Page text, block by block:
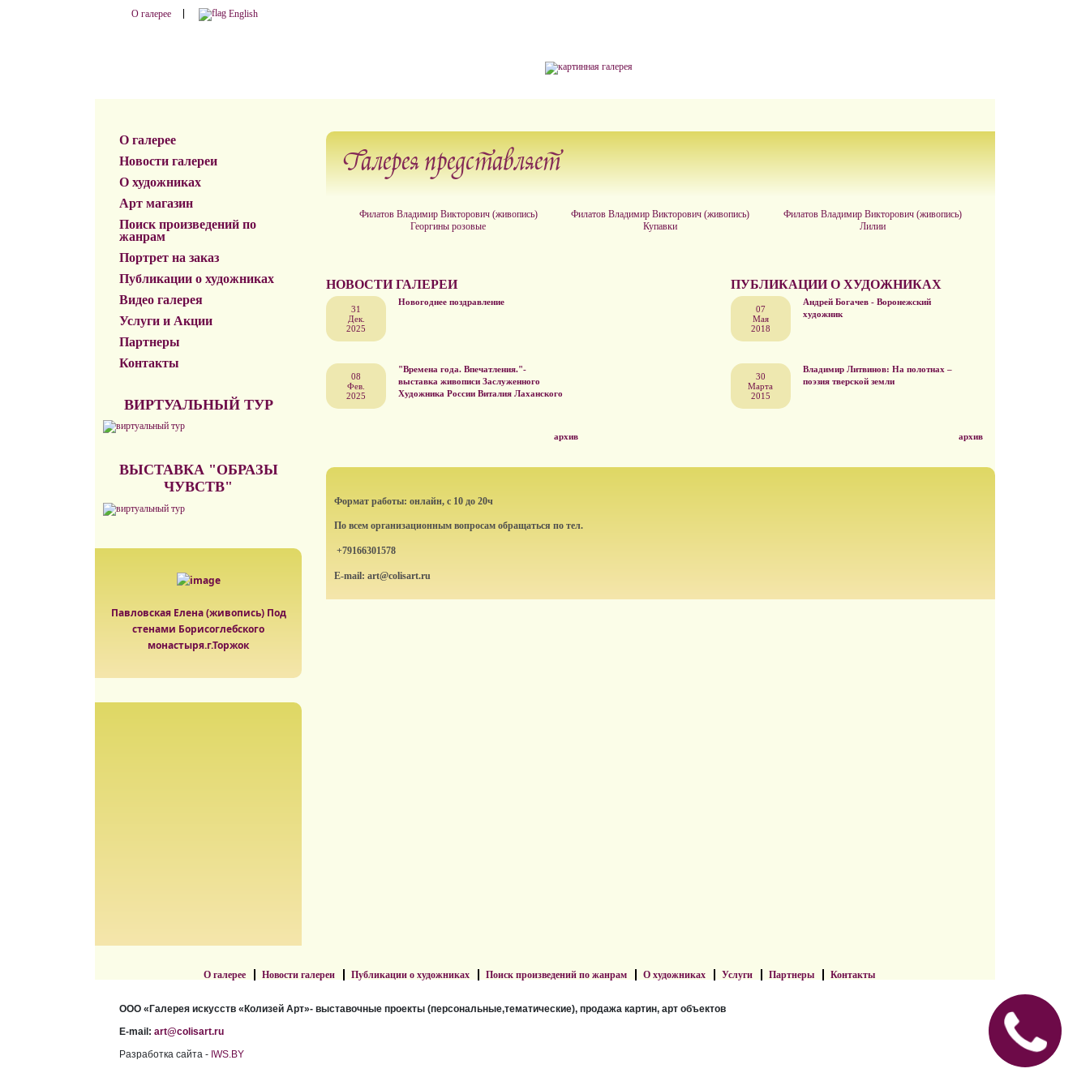
О галерее English
О галерее
Новости галереи
О художниках
Арт магазин
Поиск произведений по
жанрам
Портрет на заказ
Публикации о художниках
Видео галерея
Услуги и Акции
Партнеры
Контакты
ВИРТУАЛЬНЫЙ ТУР
ВЫСТАВКА "ОБРАЗЫ
ЧУВСТВ"
Павловская Елена (живопись) Под
стенами Борисоглебского
монастыря.г.Торжок
Галерея представляет
Филатов Владимир Викторович (живопись)
Георгины розовые
Филатов Владимир Викторович (живопись)
Купавки
Филатов Владимир Викторович (живопись)
Лилии
НОВОСТИ ГАЛЕРЕИ
31
Дек.
2025
Новогоднее поздравление
08
Фев.
2025
"Времена года. Впечатления."-
выставка живописи Заслуженного
Художника России Виталия Лаханского
архив
ПУБЛИКАЦИИ О ХУДОЖНИКАХ
07
Мая
2018
Андрей Богачев - Воронежский
художник
30
Марта
2015
Владимир Литвинов: На полотнах –
поэзия тверской земли
архив
Формат работы: онлайн, с 10 до 20ч
По всем организационным вопросам обращаться по тел.
+79166301578
E-mail: art@colisart.ru
О галерее Новости галереи Публикации о художниках Поиск произведений по жанрам О художниках Услуги Партнеры Контакты
ООО «Галерея искусств «Колизей Арт»- выставочные проекты (персональные,тематические), продажа картин, арт объектов
E-mail: art@colisart.ru
Разработка сайта - IWS.BY